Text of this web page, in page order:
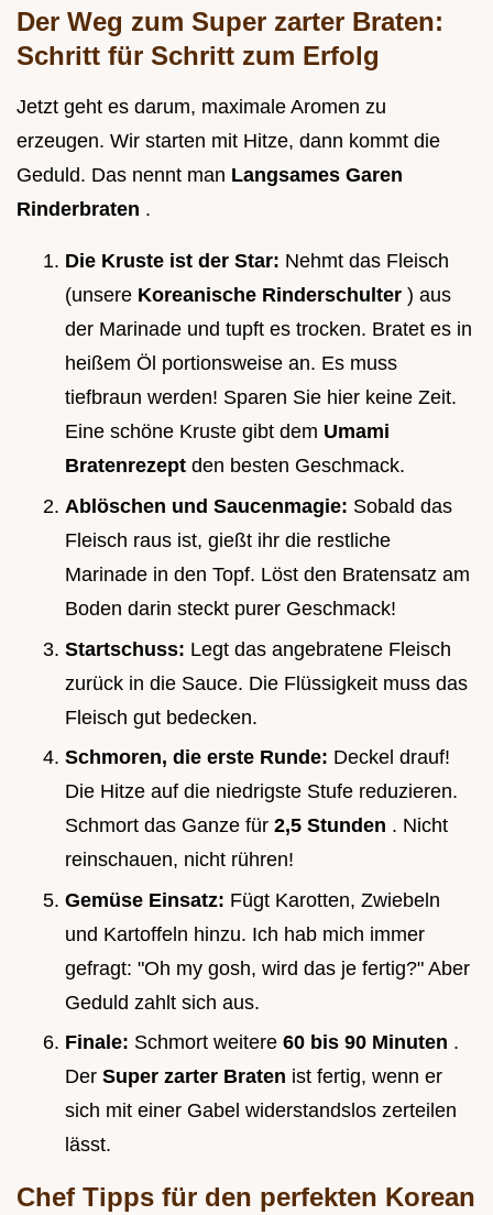
Der Weg zum Super zarter Braten:
Schritt für Schritt zum Erfolg
Jetzt geht es darum, maximale Aromen zu
erzeugen. Wir starten mit Hitze, dann kommt die
Geduld. Das nennt man Langsames Garen
Rinderbraten .
Die Kruste ist der Star: Nehmt das Fleisch
(unsere Koreanische Rinderschulter ) aus
der Marinade und tupft es trocken. Bratet es in
heißem Öl portionsweise an. Es muss
tiefbraun werden! Sparen Sie hier keine Zeit.
Eine schöne Kruste gibt dem Umami
Bratenrezept den besten Geschmack.
Ablöschen und Saucenmagie: Sobald das
Fleisch raus ist, gießt ihr die restliche
Marinade in den Topf. Löst den Bratensatz am
Boden darin steckt purer Geschmack!
Startschuss: Legt das angebratene Fleisch
zurück in die Sauce. Die Flüssigkeit muss das
Fleisch gut bedecken.
Schmoren, die erste Runde: Deckel drauf!
Die Hitze auf die niedrigste Stufe reduzieren.
Schmort das Ganze für 2,5 Stunden . Nicht
reinschauen, nicht rühren!
Gemüse Einsatz: Fügt Karotten, Zwiebeln
und Kartoffeln hinzu. Ich hab mich immer
gefragt: "Oh my gosh, wird das je fertig?" Aber
Geduld zahlt sich aus.
Finale: Schmort weitere 60 bis 90 Minuten .
Der Super zarter Braten ist fertig, wenn er
sich mit einer Gabel widerstandslos zerteilen
lässt.
Chef Tipps für den perfekten Korean